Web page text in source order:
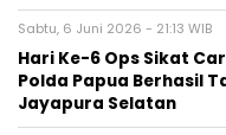
Sabtu, 6 Juni 2026 - 21:13 WIB
Hari Ke-6 Ops Sikat
Polda Papua Berhasil
Jayapura Selatan